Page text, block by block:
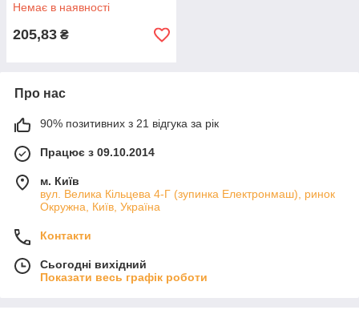
Немає в наявності
205,83 ₴
Про нас
90% позитивних з 21 відгука за рік
Працює з 09.10.2014
м. Київ
вул. Велика Кільцева 4-Г (зупинка Електронмаш), ринок
Окружна, Київ, Україна
Контакти
Сьогодні вихідний
Показати весь графік роботи